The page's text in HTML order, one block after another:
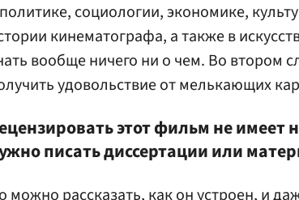
социологии, экономике,
кинематографа, а также в
вообще ничего ни о чем. Во втором
удовольствие от мелькающих
этот фильм не имеет
писать диссертации или
можно рассказать, как он устроен, и